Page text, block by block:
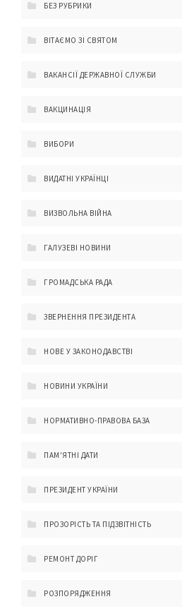
БЕЗ РУБРИКИ
ВІТАЄМО ЗІ СВЯТОМ
ВАКАНСІЇ ДЕРЖАВНОЇ СЛУЖБИ
ВАКЦИНАЦІЯ
ВИБОРИ
ВИДАТНІ УКРАЇНЦІ
ВИЗВОЛЬНА ВІЙНА
ГАЛУЗЕВІ НОВИНИ
ГРОМАДСЬКА РАДА
ЗВЕРНЕННЯ ПРЕЗИДЕНТА
НОВЕ У ЗАКОНОДАВСТВІ
НОВИНИ УКРАЇНИ
НОРМАТИВНО-ПРАВОВА БАЗА
ПАМ'ЯТНІ ДАТИ
ПРЕЗИДЕНТ УКРАЇНИ
ПРОЗОРІСТЬ ТА ПІДЗВІТНІСТЬ
РЕМОНТ ДОРІГ
РОЗПОРЯДЖЕННЯ